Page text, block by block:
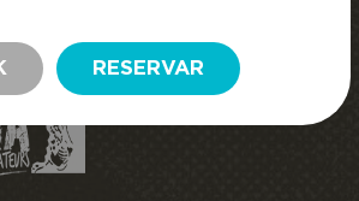
ESTADARESERVAR